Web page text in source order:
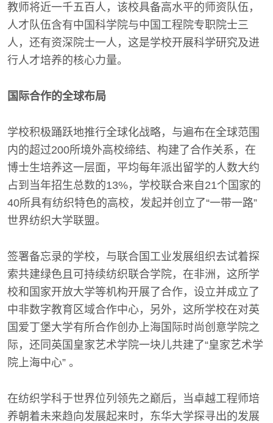
教师将近一千五百人，该校具备高水平的师资队伍，
人才队伍含有中国科学院与中国工程院专职院士三
人，还有资深院士一人，这是学校开展科学研究及进
行人才培养的核心力量。
国际合作的全球布局
学校积极踊跃地推行全球化战略，与遍布在全球范围
内的超过200所境外高校缔结、构建了合作关系，在
博士生培养这一层面，平均每年派出留学的人数大约
占到当年招生总数的13%，学校联合来自21个国家的
40所具有纺织特色的高校，发起并创立了“一带一路”
世界纺织大学联盟。
签署备忘录的学校，与联合国工业发展组织去试着探
索共建绿色且可持续纺织联合学院，在非洲，这所学
校和国家开放大学等机构开展了合作，设立并成立了
中非数字教育区域合作中心，另外，这所学校在对英
国爱丁堡大学有所合作创办上海国际时尚创意学院之
际，还同英国皇家艺术学院一块儿共建了“皇家艺术学
院上海中心” 。
在纺织学科于世界位列领先之巅后，当卓越工程师培
养朝着未来趋向发展起来时，东华大学探寻出的发展